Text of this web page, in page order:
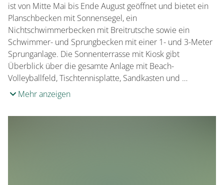
ist von Mitte Mai bis Ende August geöffnet und bietet ein
Planschbecken mit Sonnensegel, ein
Nichtschwimmerbecken mit Breitrutsche sowie ein
Schwimmer- und Sprungbecken mit einer 1- und 3-Meter
Sprunganlage. Die Sonnenterrasse mit Kiosk gibt
Überblick über die gesamte Anlage mit Beach-
Volleyballfeld, Tischtennisplatte, Sandkasten und …
Mehr anzeigen